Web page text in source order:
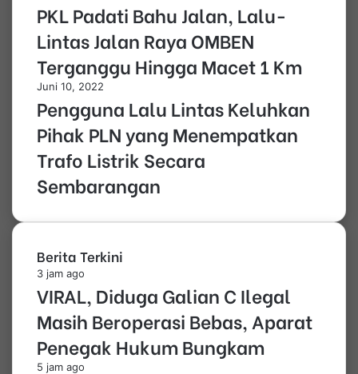
PKL Padati Bahu Jalan, Lalu-
Lintas Jalan Raya OMBEN
Terganggu Hingga Macet 1 Km
Juni 10, 2022
Pengguna Lalu Lintas Keluhkan
Pihak PLN yang Menempatkan
Trafo Listrik Secara
Sembarangan
Berita Terkini
3 jam ago
VIRAL, Diduga Galian C Ilegal
Masih Beroperasi Bebas, Aparat
Penegak Hukum Bungkam
5 jam ago